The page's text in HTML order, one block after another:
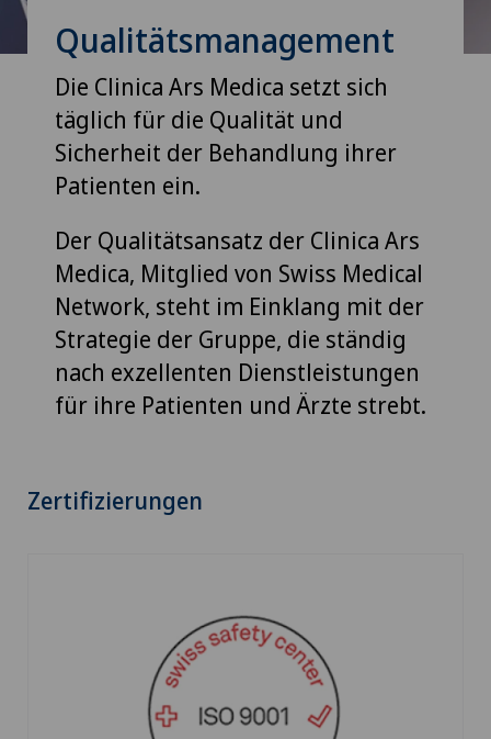
Qualitätsmanagement
Die Clinica Ars Medica setzt sich
täglich für die Qualität und
Sicherheit der Behandlung ihrer
Patienten ein.
Der Qualitätsansatz der Clinica Ars
Medica, Mitglied von Swiss Medical
Network, steht im Einklang mit der
Strategie der Gruppe, die ständig
nach exzellenten Dienstleistungen
für ihre Patienten und Ärzte strebt.
Zertifizierungen